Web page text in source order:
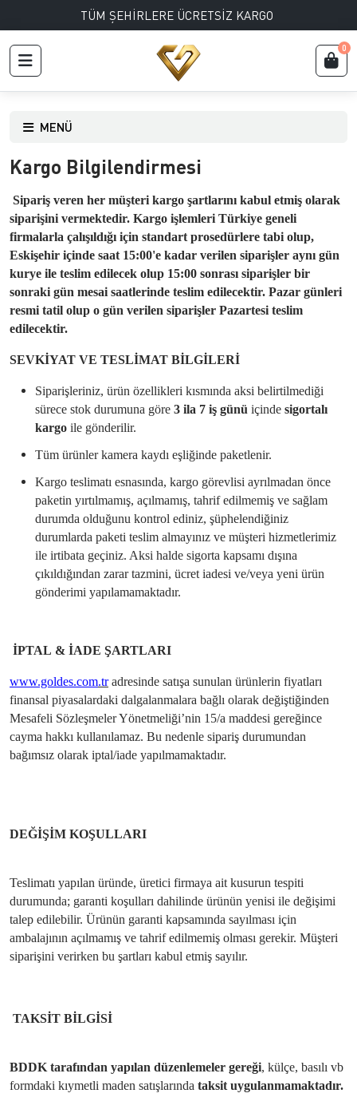
TÜM ŞEHİRLERE ÜCRETSİZ KARGO
0
MENÜ
Kargo Bilgilendirmesi
Sipariş veren her müşteri kargo şartlarını kabul etmiş olarak
siparişini vermektedir. Kargo işlemleri Türkiye geneli
firmalarla çalışıldığı için standart prosedürlere tabi olup,
Eskişehir içinde saat 15:00'e kadar verilen siparişler aynı gün
kurye ile teslim edilecek olup 15:00 sonrası siparişler bir
sonraki gün mesai saatlerinde teslim edilecektir. Pazar günleri
resmi tatil olup o gün verilen siparişler Pazartesi teslim
edilecektir.
SEVKİYAT VE TESLİMAT BİLGİLERİ
Siparişleriniz, ürün özellikleri kısmında aksi belirtilmediği
sürece stok durumuna göre 3 ila 7 iş günü içinde sigortalı
kargo ile gönderilir.
Tüm ürünler kamera kaydı eşliğinde paketlenir.
Kargo teslimatı esnasında, kargo görevlisi ayrılmadan önce
paketin yırtılmamış, açılmamış, tahrif edilmemiş ve sağlam
durumda olduğunu kontrol ediniz, şüphelendiğiniz
durumlarda paketi teslim almayınız ve müşteri hizmetlerimiz
ile irtibata geçiniz. Aksi halde sigorta kapsamı dışına
çıkıldığından zarar tazmini, ücret iadesi ve/veya yeni ürün
gönderimi yapılamamaktadır.
İPTAL & İADE ŞARTLARI
www.goldes.com.tradresinde satışa sunulan ürünlerin fiyatları
finansal piyasalardaki dalgalanmalara bağlı olarak değiştiğinden
Mesafeli Sözleşmeler Yönetmeliği’nin 15/a maddesi gereğince
cayma hakkı kullanılamaz. Bu nedenle sipariş durumundan
bağımsız olarak iptal/iade yapılmamaktadır.
DEĞİŞİM KOŞULLARI
Teslimatı yapılan üründe, üretici firmaya ait kusurun tespiti
durumunda; garanti koşulları dahilinde ürünün yenisi ile değişimi
talep edilebilir. Ürünün garanti kapsamında sayılması için
ambalajının açılmamış ve tahrif edilmemiş olması gerekir. Müşteri
siparişini verirken bu şartları kabul etmiş sayılır.
TAKSİT BİLGİSİ
BDDK tarafından yapılan düzenlemeler gereği, külçe, basılı vb
formdaki kıymetli maden satışlarında taksit uygulanmamaktadır.